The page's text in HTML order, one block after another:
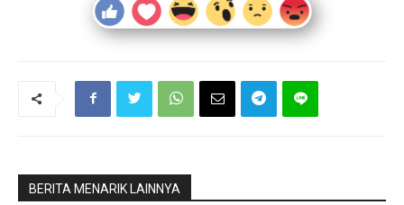
BERITA MENARIK LAINNYA